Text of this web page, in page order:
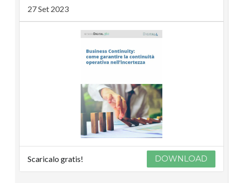
27 Set 2023
Scaricalo gratis! DOWNLOAD